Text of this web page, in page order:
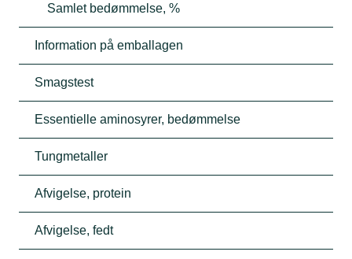
Samlet bedømmelse, %
Information på emballagen
Smagstest
Essentielle aminosyrer, bedømmelse
Tungmetaller
Afvigelse, protein
Afvigelse, fedt